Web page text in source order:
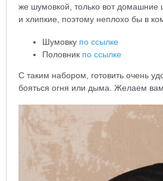
же шумовкой, только вот домашние
и хлипкие, поэтому неплохо бы в
Шумовку по ссылке
Половник по ссылке
С таким набором, готовить очень
бояться огня или дыма. Желаем